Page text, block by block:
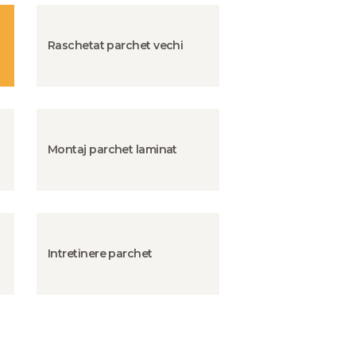
Raschetat parchet vechi
Montaj parchet laminat
Intretinere parchet